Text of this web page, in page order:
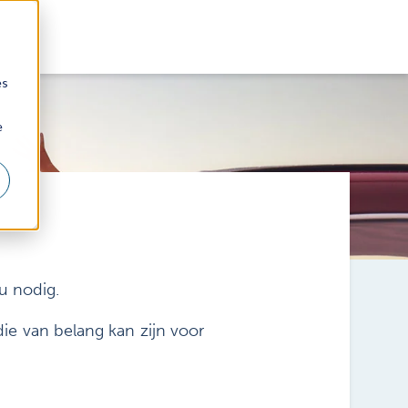
nodig.
van belang kan zijn voor